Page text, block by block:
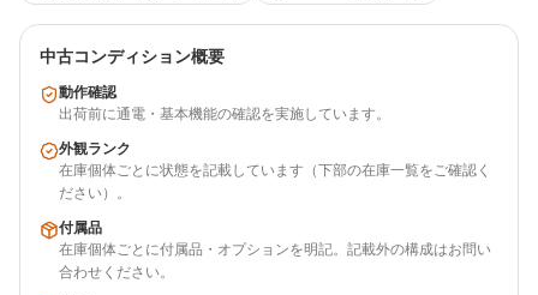
中古コンディション概要
動作確認
出荷前に通電・基本機能の確認を実施しています。
外観ランク
在庫個体ごとに状態を記載しています（下部の在庫一覧をご確認く
ださい）。
付属品
在庫個体ごとに付属品・オプションを明記。記載外の構成はお問い
合わせください。